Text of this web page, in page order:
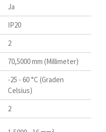
Ja
IP20
2
70,5000 mm (Millimeter)
-25 - 60 °C (Graden
Celsius)
2